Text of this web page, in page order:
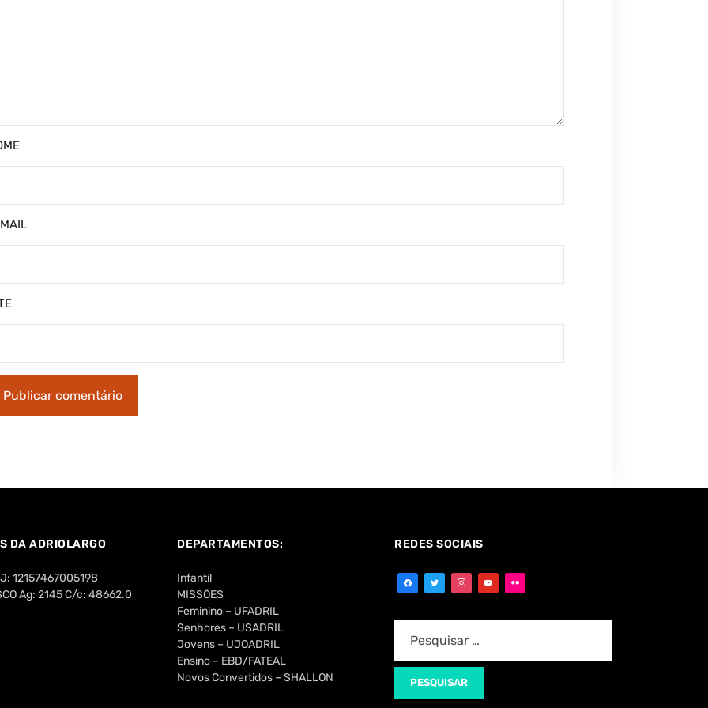
DA ADRIOLARGO
12157467005198
Ag: 2145 C/c: 48662.0
DEPARTAMENTOS:
Infantil
MISSÕES
Feminino – UFADRIL
Senhores – USADRIL
Jovens – UJOADRIL
Ensino – EBD/FATEAL
Novos Convertidos – SHALLON
REDES SOCIAIS